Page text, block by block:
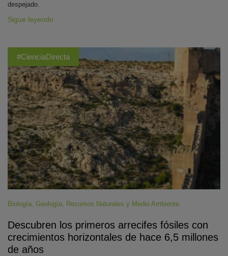
despejado.
Sigue leyendo
#CienciaDirecta
Biología, Geología, Recursos Naturales y Medio Ambiente
Descubren los primeros arrecifes fósiles con
crecimientos horizontales de hace 6,5 millones
de años